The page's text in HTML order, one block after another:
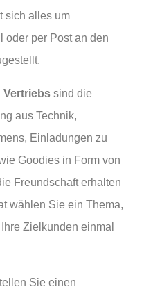
sich alles um
oder per Post an den
Vertriebs sind die
aus Technik,
Einladungen zu
Goodies in Form von
Freundschaft erhalten
wählen Sie ein Thema,
Zielkunden einmal
Sie einen